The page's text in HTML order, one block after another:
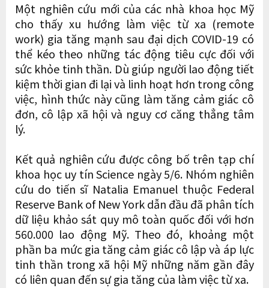
Một nghiên cứu mới của các nhà khoa học Mỹ
cho thấy xu hướng làm việc từ xa (remote
work) gia tăng mạnh sau đại dịch COVID-19 có
thể kéo theo những tác động tiêu cực đối với
sức khỏe tinh thần. Dù giúp người lao động tiết
kiệm thời gian đi lại và linh hoạt hơn trong công
việc, hình thức này cũng làm tăng cảm giác cô
đơn, cô lập xã hội và nguy cơ căng thẳng tâm
lý.
Kết quả nghiên cứu được công bố trên tạp chí
khoa học uy tín Science ngày 5/6. Nhóm nghiên
cứu do tiến sĩ Natalia Emanuel thuộc Federal
Reserve Bank of New York dẫn đầu đã phân tích
dữ liệu khảo sát quy mô toàn quốc đối với hơn
560.000 lao động Mỹ. Theo đó, khoảng một
phần ba mức gia tăng cảm giác cô lập và áp lực
tinh thần trong xã hội Mỹ những năm gần đây
có liên quan đến sự gia tăng của làm việc từ xa.